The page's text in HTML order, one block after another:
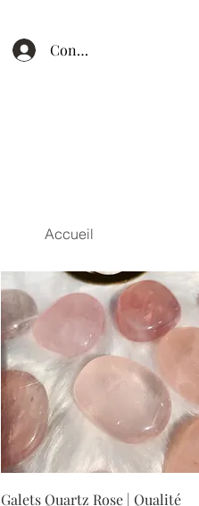
Connexion
Accueil
Aperçu rapide
Galets Quartz Rose | Qualité